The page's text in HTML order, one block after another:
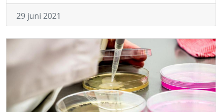
29 juni 2021